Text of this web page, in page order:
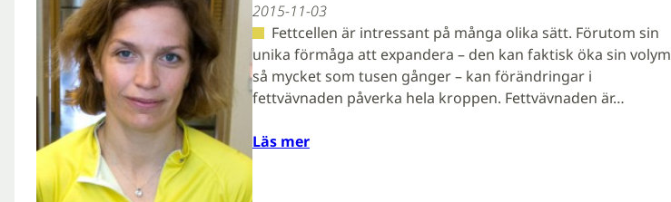
2015-11-03
Fettcellen är intressant på många olika sätt. Förutom sin
unika förmåga att expandera – den kan faktisk öka sin volym
så mycket som tusen gånger – kan förändringar i
fettvävnaden påverka hela kroppen. Fettvävnaden är…
Läs mer